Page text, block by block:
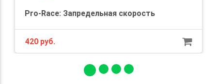
Pro-Race: Запредельная скорость
420 руб.